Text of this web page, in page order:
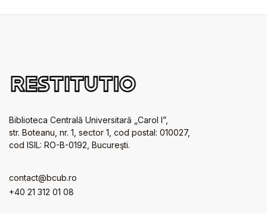
Biblioteca Centrală Universitară „Carol I”,
str. Boteanu, nr. 1, sector 1, cod postal: 010027,
cod ISIL: RO-B-0192, Bucureşti.
contact@bcub.ro
+40 21 312 01 08